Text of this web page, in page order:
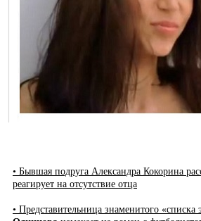
• Бывшая подруга Александра Кокорина
реагирует на отсутствие отца
• Представительница знаменитого «списка